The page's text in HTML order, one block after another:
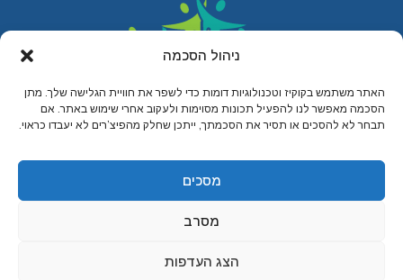
ניהול הסכמה
האתר משתמש בקוקיז וטכנולוגיות דומות כדי לשפר את חוויית הגלישה שלך. מתן
הסכמה מאפשר לנו להפעיל תכונות מסוימות ולעקוב אחרי שימוש באתר. אם
תבחר לא להסכים או תסיר את הסכמתך, ייתכן שחלק מהפיצ’רים לא יעבדו כראוי.
מסכים
מסרב
הצג העדפות
קרדיט לצילומים בחנות: עדו רוזנטל, ענת פייזר ואלכס דונין
מיתוג עיצוב ובניית אתרים